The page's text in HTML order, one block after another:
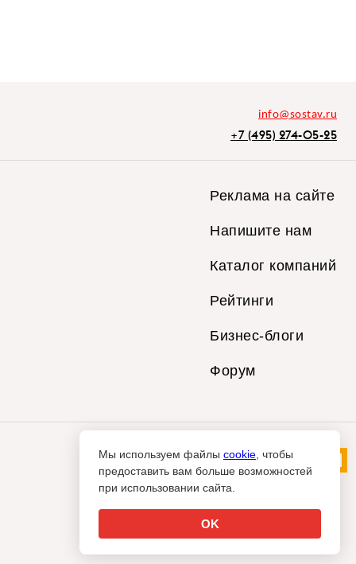
info@sostav.ru
+7 (495) 274-05-25
Реклама на сайте
Напишите нам
Каталог компаний
Рейтинги
Бизнес-блоги
Форум
Мы используем файлы cookie , чтобы
предоставить вам больше возможностей
при использовании сайта.
OK